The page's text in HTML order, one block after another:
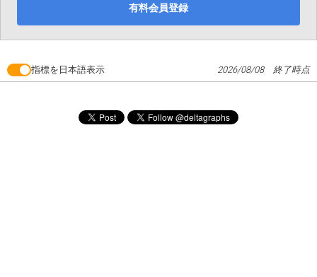
有料会員登録
指標を日本語表示 2026/08/08 終了時点